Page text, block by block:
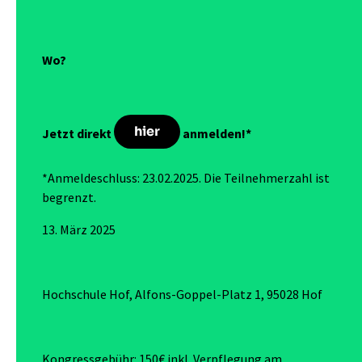
Wo?
Jetzt direkt hier anmelden!*
*Anmeldeschluss: 23.02.2025. Die Teilnehmerzahl ist
begrenzt.
13. März 2025
Hochschule Hof, Alfons-Goppel-Platz 1, 95028 Hof